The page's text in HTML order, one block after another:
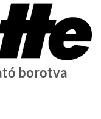
borotva